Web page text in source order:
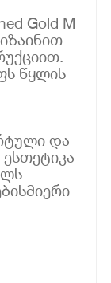
Gold M
წყლის
და